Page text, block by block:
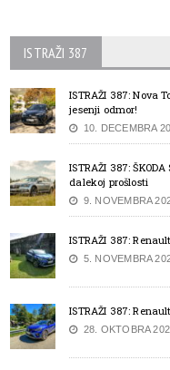
ISTRAŽI 387
ISTRAŽI 387: Nova
jesenji odmor!
10. DECEMBRA
ISTRAŽI 387:
dalekoj prošlosti
9. NOVEMBRA
ISTRAŽI 387:
5. NOVEMBRA
ISTRAŽI 387:
28. OKTOBRA